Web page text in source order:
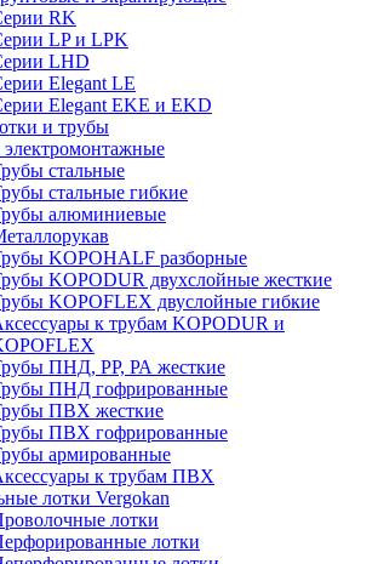
RK
LP и LPK
LHD
Elegant LE
Elegant EKE и EKD
и трубы
стальные
стальные гибкие
алюминиевые
KOPOHALF разборные
KOPODUR двухслойные жесткие
KOPOFLEX двуслойные гибкие
к трубам KOPODUR и
ПНД, РР, РА жесткие
ПНД гофрированные
ПВХ жесткие
ПВХ гофрированные
армированные
к трубам ПВХ
лотки Vergokan
лотки
лотки